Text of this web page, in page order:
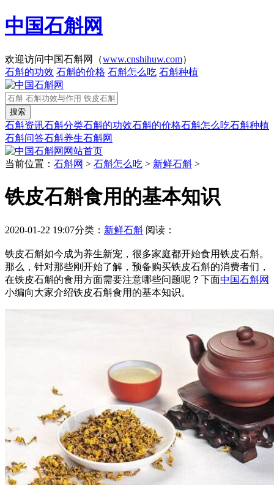
中国石斛网
欢迎访问中国石斛网（www.cnshihuw.com）
石斛的功效 石斛的价格 石斛怎么吃 石斛种植
石斛资讯石斛分类石斛的功效石斛的价格石斛怎么吃石斛种植
石斛问答石斛养生石斛网
网站首页
当前位置： 石斛网 > 石斛怎么吃 > 新鲜石斛 >
铁皮石斛食用的基本知识
2020-01-22 19:07分类： 新鲜石斛 阅读：
铁皮石斛如今成为养生新宠，很多家庭都开始食用铁皮石斛。
那么，针对那些刚开始了解，预备购买铁皮石斛的消费者们，
在铁皮石斛的食用方面需要注意哪些问题呢？下面中国石斛网
小编向大家介绍铁皮石斛食用的基本知识。